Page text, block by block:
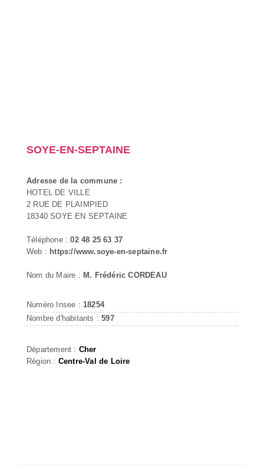
SOYE-EN-SEPTAINE
Adresse de la commune :
HOTEL DE VILLE
2 RUE DE PLAIMPIED
18340 SOYE EN SEPTAINE
Téléphone :02 48 25 63 37
Web : https://www.soye-en-septaine.fr
Nom du Maire : M. Frédéric CORDEAU
Numéro Insee : 18254
Nombre d'habitants :597
Département : Cher
Région : Centre-Val de Loire